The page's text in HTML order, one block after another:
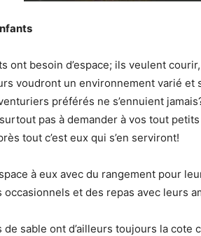
ont besoin d’espace; ils veulent
voudront un environnement varié et
préférés ne s’ennuient
pas à demander à vos tout
tout c’est eux qui s’en serviront!
à eux avec du rangement pour
occasionnels et des repas avec leurs
de sable ont d’ailleurs toujours la